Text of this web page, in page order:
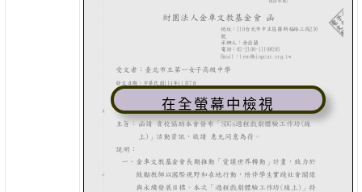
在全螢幕中檢視